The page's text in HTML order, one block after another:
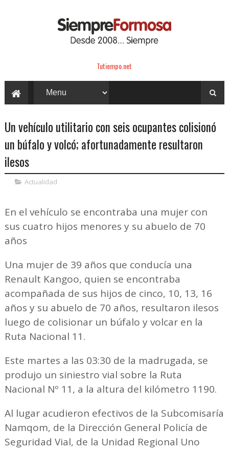
Tutiempo.net
Un vehículo utilitario con seis ocupantes colisionó
un búfalo y volcó; afortunadamente resultaron
ilesos
Actualidad
En el vehículo se encontraba una mujer con
sus cuatro hijos menores y su abuelo de 70
años
Una mujer de 39 años que conducía una
Renault Kangoo, quien se encontraba
acompañada de sus hijos de cinco, 10, 13, 16
años y su abuelo de 70 años, resultaron ilesos
luego de colisionar un búfalo y volcar en la
Ruta Nacional 11.
Este martes a las 03:30 de la madrugada, se
produjo un siniestro vial sobre la Ruta
Nacional Nº 11, a la altura del kilómetro 1190.
Al lugar acudieron efectivos de la Subcomisaría
Namqom, de la Dirección General Policía de
Seguridad Vial, de la Unidad Regional Uno